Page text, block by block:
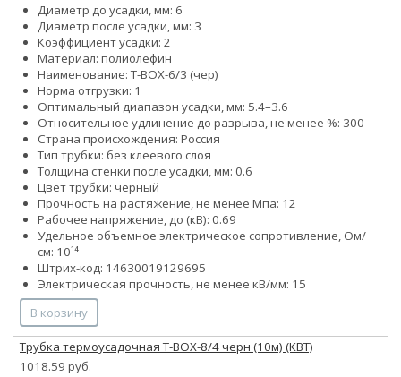
Диаметр до усадки, мм: 6
Диаметр после усадки, мм: 3
Коэффициент усадки: 2
Материал: полиолефин
Наименование: Т-BOX-6/3 (чер)
Норма отгрузки: 1
Оптимальный диапазон усадки, мм: 5.4–3.6
Относительное удлинение до разрыва, не менее %: 300
Страна происхождения: Россия
Тип трубки: без клеевого слоя
Толщина стенки после усадки, мм: 0.6
Цвет трубки: черный
Прочность на растяжение, не менее Мпа: 12
Рабочее напряжение, до (кВ): 0.69
Удельное объемное электрическое сопротивление, Ом/
см: 10¹⁴
Штрих-код: 14630019129695
Электрическая прочность, не менее кВ/мм: 15
В корзину
Трубка термоусадочная Т-BOX-8/4 черн (10м) (КВТ)
1018.59 руб.